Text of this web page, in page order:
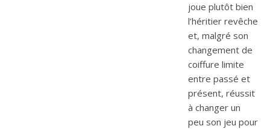
joue plutôt bien
l’héritier revêche
et, malgré son
changement de
coiffure limite
entre passé et
présent, réussit
à changer un
peu son jeu pour